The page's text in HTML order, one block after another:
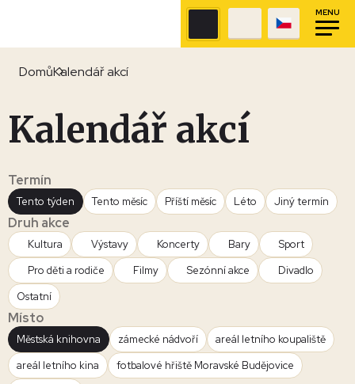
MENU
DomůKalendář akcí
Kalendář akcí
Termín
Tento týden Tento měsíc Příští měsíc Léto Jiný termín
Druh akce
Kultura Výstavy Koncerty Bary
Sport
Pro děti a rodiče
Filmy Sezónní akce
Divadlo
Ostatní
Místo
Městská knihovna zámecké nádvoří
areál letního koupaliště
areál letního kina
fotbalové hřiště Moravské Budějovice